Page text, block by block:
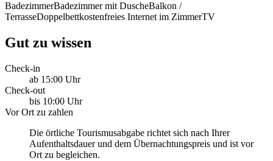
BadezimmerBadezimmer mit DuscheBalkon /
TerrasseDoppelbettkostenfreies Internet im ZimmerTV
Gut zu wissen
Check-in
ab 15:00 Uhr
Check-out
bis 10:00 Uhr
Vor Ort zu zahlen
Die örtliche Tourismusabgabe richtet sich nach Ihrer
Aufenthaltsdauer und dem Übernachtungspreis und ist vor
Ort zu begleichen.